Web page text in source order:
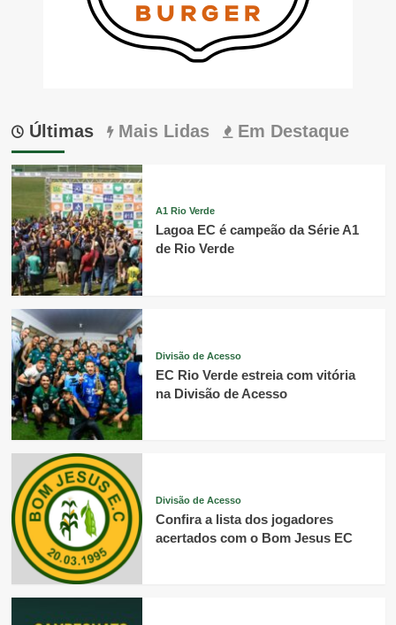
Últimas Mais Lidas Em Destaque
A1 Rio Verde
Lagoa EC é campeão da Série A1
de Rio Verde
Divisão de Acesso
EC Rio Verde estreia com vitória
na Divisão de Acesso
Divisão de Acesso
Confira a lista dos jogadores
acertados com o Bom Jesus EC